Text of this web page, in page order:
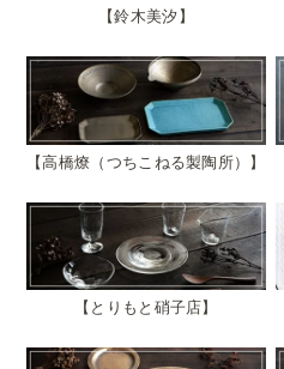
鈴木美汐
高橋燎（つちこねる製陶所）
とりもと硝子店